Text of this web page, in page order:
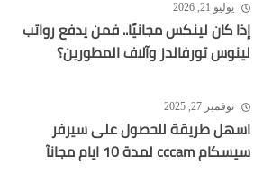
يوليو 21, 2026
إذا كان لينكس مجانيًا.. فمن يدفع رواتب
لينوس تورفالدز وآلاف المطورين؟
نوفمبر 27, 2025
اسهل طريقة للحصول على سيرفر
سيسكام cccam لمدة 10 ايام مجانآ